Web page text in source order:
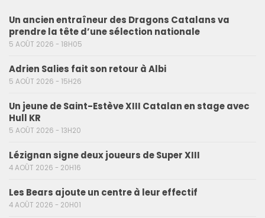
Un ancien entraîneur des Dragons Catalans va
prendre la tête d’une sélection nationale
5 AOÛT 2026 - 18H05
Adrien Salies fait son retour à Albi
5 AOÛT 2026 - 15H26
Un jeune de Saint-Estève XIII Catalan en stage avec
Hull KR
5 AOÛT 2026 - 13H20
Lézignan signe deux joueurs de Super XIII
4 AOÛT 2026 - 20H16
Les Bears ajoute un centre à leur effectif
4 AOÛT 2026 - 20H01